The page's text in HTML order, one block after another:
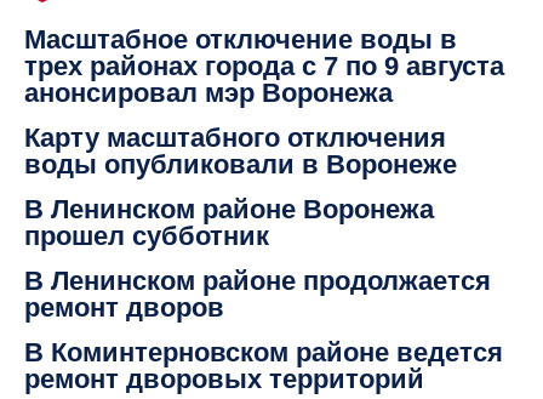
Масштабное отключение воды в
трех районах города с 7 по 9 августа
анонсировал мэр Воронежа
Карту масштабного отключения
воды опубликовали в Воронеже
В Ленинском районе Воронежа
прошел субботник
В Ленинском районе продолжается
ремонт дворов
В Коминтерновском районе ведется
ремонт дворовых территорий